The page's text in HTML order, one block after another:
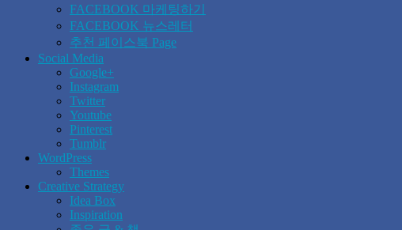
FACEBOOK 마케팅하기
FACEBOOK 뉴스레터
추천 페이스북 Page
Social Media
Google+
Instagram
Twitter
Youtube
Pinterest
Tumblr
WordPress
Themes
Creative Strategy
Idea Box
Inspiration